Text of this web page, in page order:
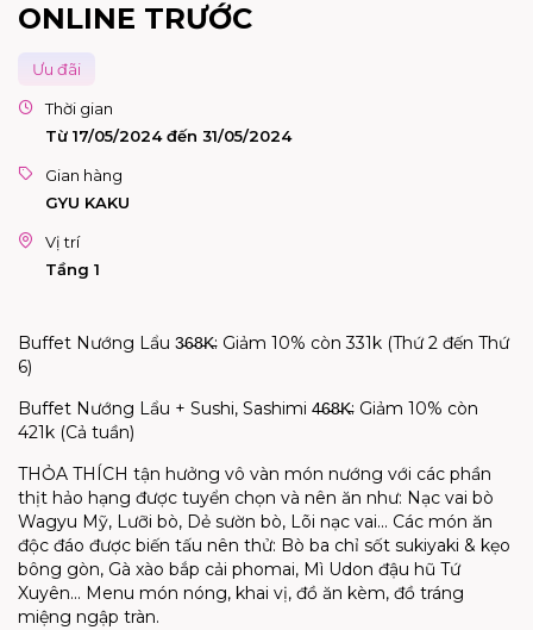
ONLINE TRƯỚC
Ưu đãi
Thời gian
Từ 17/05/2024 đến 31/05/2024
Gian hàng
GYU KAKU
Vị trí
Tầng 1
Buffet Nướng Lẩu 3̵6̵8̵K̵: Giảm 10% còn 331k (Thứ 2 đến Thứ
6)
Buffet Nướng Lẩu + Sushi, Sashimi 4̵6̵8̵K̵: Giảm 10% còn
421k (Cả tuần)
THỎA THÍCH tận hưởng vô vàn món nướng với các phần
thịt hảo hạng được tuyển chọn và nên ăn như: Nạc vai bò
Wagyu Mỹ, Lưỡi bò, Dẻ sườn bò, Lõi nạc vai... Các món ăn
độc đáo được biến tấu nên thử: Bò ba chỉ sốt sukiyaki & kẹo
bông gòn, Gà xào bắp cải phomai, Mì Udon đậu hũ Tứ
Xuyên... Menu món nóng, khai vị, đồ ăn kèm, đồ tráng
miệng ngập tràn.